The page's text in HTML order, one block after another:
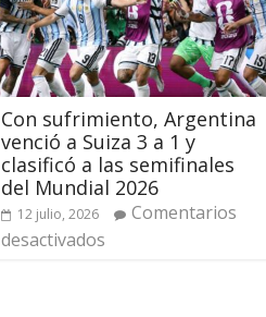
Con sufrimiento, Argentina
venció a Suiza 3 a 1 y
clasificó a las semifinales
del Mundial 2026
12 julio, 2026
Comentarios
desactivados